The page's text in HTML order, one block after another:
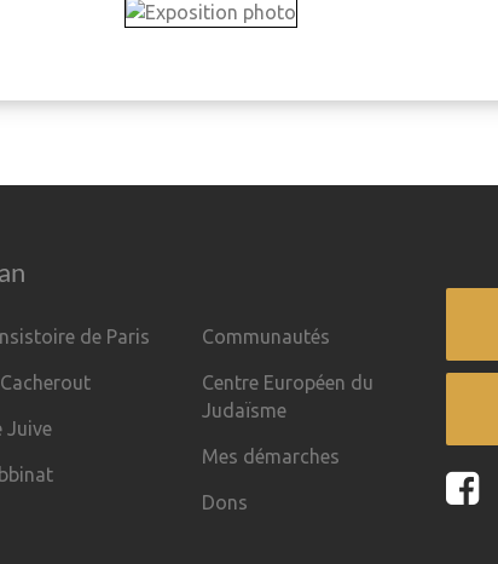
de Paris
Cacherout
Juive
Communautés
Centre Européen du
Judaïsme
Mes démarches
Dons